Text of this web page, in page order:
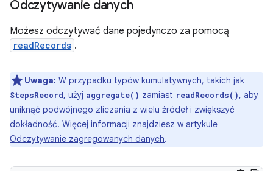
Odczytywanie danych
Możesz odczytywać dane pojedynczo za pomocą
readRecords .
Uwaga: W przypadku typów kumulatywnych, takich jak
StepsRecord, użyj aggregate() zamiast readRecords(), aby
uniknąć podwójnego zliczania z wielu źródeł i zwiększyć
dokładność. Więcej informacji znajdziesz w artykule
Odczytywanie zagregowanych danych.